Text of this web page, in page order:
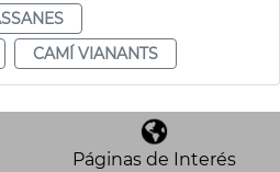
CAMÍ VIANANTS
Páginas de Interés